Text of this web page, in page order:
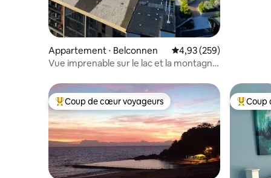
Appartement ⋅ Belconnen Évaluation moyenne
4,93 (259)
Vue imprenable sur le lac et la montagne
Coups de cœur voyageurs les plus appréciés
Coup de cœur voyageurs Coups
Coup